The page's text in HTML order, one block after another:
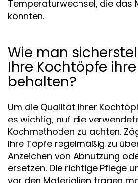
Temperaturwechsel, die das
könnten.
Wie man
Ihre Kochtöpfe
behalten?
Um die Qualität Ihrer
es wichtig, auf die
Kochmethoden zu achten.
Ihre Töpfe regelmäßig zu
Anzeichen von Abnutzung
ersetzen. Die richtige Pflege
vor den Materialien tragen